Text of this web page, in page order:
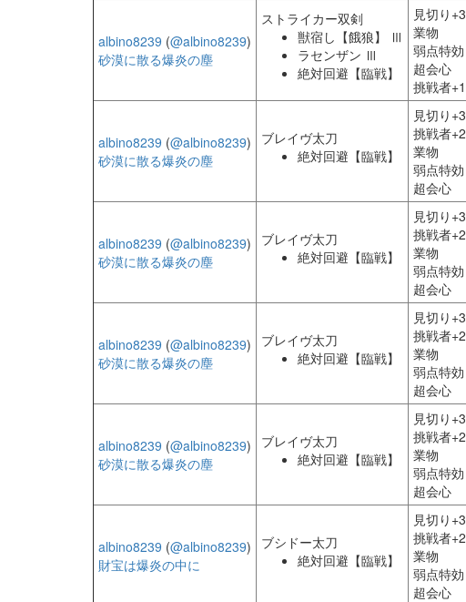
albino8239 (@albino8239)
砂漠に散る爆炎の塵
ストライカー双剣
獣宿し【餓狼】 Ⅲ
ラセンザン Ⅲ
絶対回避【臨戦】
見切り+3
業物
弱点特効
超会心
挑戦者+1
albino8239 (@albino8239)
砂漠に散る爆炎の塵
ブレイヴ太刀
絶対回避【臨戦】
見切り+3
挑戦者+2
業物
弱点特効
超会心
albino8239 (@albino8239)
砂漠に散る爆炎の塵
ブレイヴ太刀
絶対回避【臨戦】
見切り+3
挑戦者+2
業物
弱点特効
超会心
albino8239 (@albino8239)
砂漠に散る爆炎の塵
ブレイヴ太刀
絶対回避【臨戦】
見切り+3
挑戦者+2
業物
弱点特効
超会心
albino8239 (@albino8239)
砂漠に散る爆炎の塵
ブレイヴ太刀
絶対回避【臨戦】
見切り+3
挑戦者+2
業物
弱点特効
超会心
albino8239 (@albino8239)
財宝は爆炎の中に
ブシドー太刀
絶対回避【臨戦】
見切り+3
挑戦者+2
業物
弱点特効
超会心